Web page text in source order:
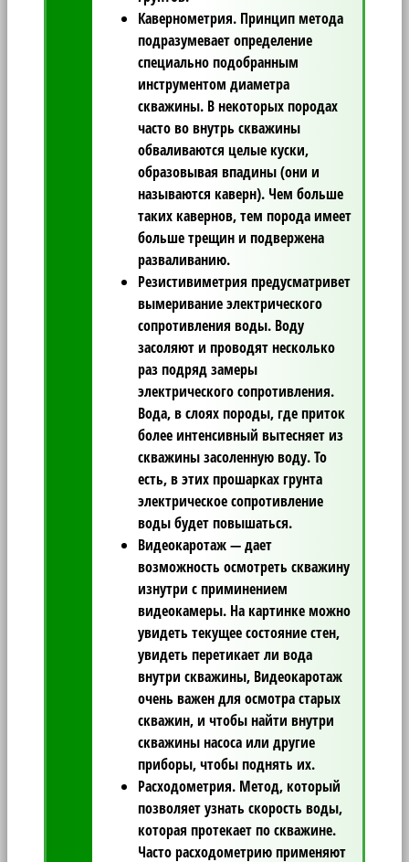
Кавернометрия. Принцип метода
подразумевает определение
специально подобранным
инструментом диаметра
скважины. В некоторых породах
часто во внутрь скважины
обваливаются целые куски,
образовывая впадины (они и
называются каверн). Чем больше
таких кавернов, тем порода имеет
больше трещин и подвержена
разваливанию.
Резистивиметрия предусматривет
вымеривание электрического
сопротивления воды. Воду
засоляют и проводят несколько
раз подряд замеры
электрического сопротивления.
Вода, в слоях породы, где приток
более интенсивный вытесняет из
скважины засоленную воду. То
есть, в этих прошарках грунта
электрическое сопротивление
воды будет повышаться.
Видеокаротаж— дает
возможность осмотреть скважину
изнутри с приминением
видеокамеры. На картинке можно
увидеть текущее состояние стен,
увидеть перетикает ли вода
внутри скважины, Видеокаротаж
очень важен для осмотра старых
скважин, и чтобы найти внутри
скважины насоса или другие
приборы, чтобы поднять их.
Расходометрия. Метод, который
позволяет узнать скорость воды,
которая протекает по скважине.
Часто расходометрию применяют